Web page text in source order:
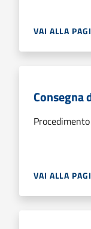
VAI ALLA
Consegna
VAI ALLA